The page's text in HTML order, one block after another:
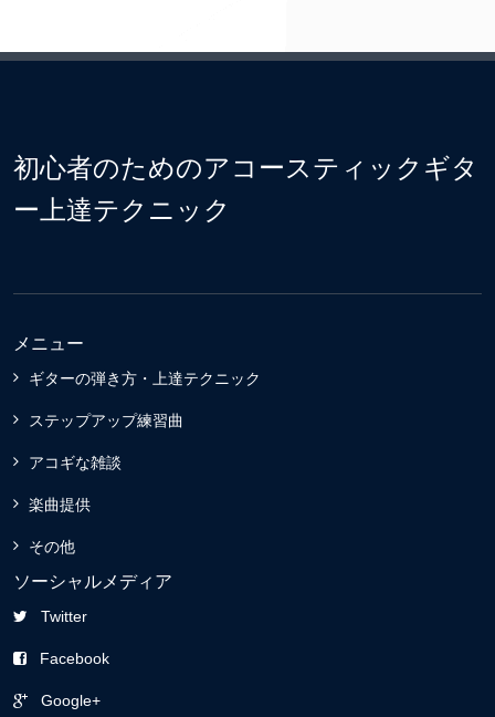
初心者のためのアコースティックギタ
ー上達テクニック
メニュー
ギターの弾き方・上達テクニック
ステップアップ練習曲
アコギな雑談
楽曲提供
その他
ソーシャルメディア
Twitter
Facebook
Google+